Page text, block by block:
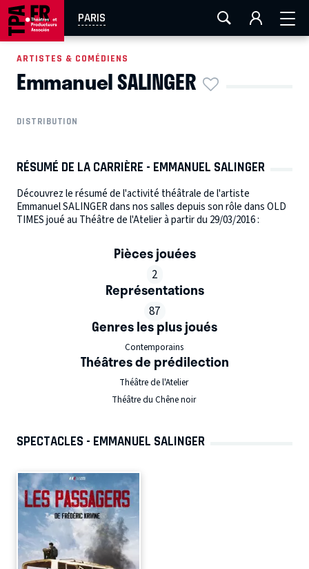
PARIS
AIX-MARSEILLE LA ROCHELLE
EN TOURNÉE
ARTISTES & COMÉDIENS
Emmanuel SALINGER
DISTRIBUTION
RÉSUMÉ DE LA CARRIÈRE - EMMANUEL SALINGER
Découvrez le résumé de l'activité théâtrale de l'artiste
Emmanuel SALINGER dans nos salles depuis son rôle dans OLD
TIMES joué au Théâtre de l'Atelier à partir du 29/03/2016 :
Pièces jouées
2
Représentations
87
Genres les plus joués
Contemporains
Théâtres de prédilection
Théâtre de l'Atelier
Théâtre du Chêne noir
SPECTACLES - EMMANUEL SALINGER